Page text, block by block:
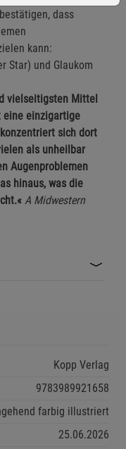
dass
kann:
Star) und Glaukom
vielseitigsten Mittel
eine einzigartige
sich dort
als unheilbar
Augenproblemen
hinaus, was die
A Midwestern
Kopp Verlag
9783989921658
farbig illustriert
25.06.2026